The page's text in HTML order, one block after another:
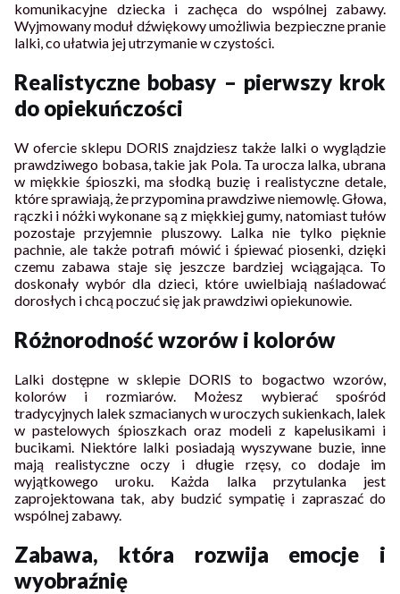
komunikacyjne dziecka i zachęca do wspólnej zabawy.
Wyjmowany moduł dźwiękowy umożliwia bezpieczne pranie
lalki, co ułatwia jej utrzymanie w czystości.
Realistyczne bobasy – pierwszy krok
do opiekuńczości
W ofercie sklepu DORIS znajdziesz także lalki o wyglądzie
prawdziwego bobasa, takie jak Pola. Ta urocza lalka, ubrana
w miękkie śpioszki, ma słodką buzię i realistyczne detale,
które sprawiają, że przypomina prawdziwe niemowlę. Głowa,
rączki i nóżki wykonane są z miękkiej gumy, natomiast tułów
pozostaje przyjemnie pluszowy. Lalka nie tylko pięknie
pachnie, ale także potrafi mówić i śpiewać piosenki, dzięki
czemu zabawa staje się jeszcze bardziej wciągająca. To
doskonały wybór dla dzieci, które uwielbiają naśladować
dorosłych i chcą poczuć się jak prawdziwi opiekunowie.
Różnorodność wzorów i kolorów
Lalki dostępne w sklepie DORIS to bogactwo wzorów,
kolorów i rozmiarów. Możesz wybierać spośród
tradycyjnych lalek szmacianych w uroczych sukienkach, lalek
w pastelowych śpioszkach oraz modeli z kapelusikami i
bucikami. Niektóre lalki posiadają wyszywane buzie, inne
mają realistyczne oczy i długie rzęsy, co dodaje im
wyjątkowego uroku. Każda lalka przytulanka jest
zaprojektowana tak, aby budzić sympatię i zapraszać do
wspólnej zabawy.
Zabawa, która rozwija emocje i
wyobraźnię